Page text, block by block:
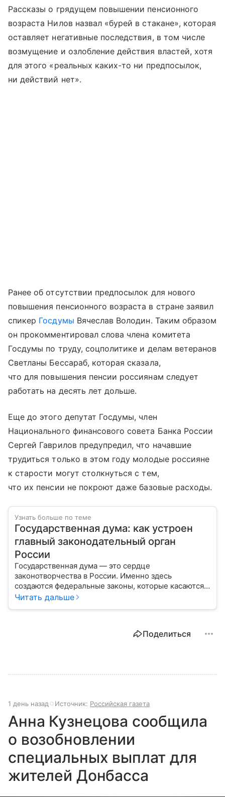
Рассказы о грядущем повышении пенсионного
возраста Нилов назвал «бурей в стакане», которая
оставляет негативные последствия, в том числе
возмущение и озлобление действия властей, хотя
для этого «реальных каких-то ни предпосылок,
ни действий нет».
Ранее об отсутствии предпосылок для нового
повышения пенсионного возраста в стране заявил
спикер Госдумы Вячеслав Володин. Таким образом
он прокомментировал слова члена комитета
Госдумы по труду, соцполитике и делам ветеранов
Светланы Бессараб, которая сказала,
что для повышения пенсии россиянам следует
работать на десять лет дольше.
Еще до этого депутат Госдумы, член
Национального финансового совета Банка России
Сергей Гаврилов предупредил, что начавшие
трудиться только в этом году молодые россияне
к старости могут столкнуться с тем,
что их пенсии не покроют даже базовые расходы.
Узнать больше по теме
Государственная дума: как устроен
главный законодательный орган
России
Государственная дума — это сердце
законотворчества в России. Именно здесь
создаются федеральные законы, которые касаются
жизни каждого гражданина: от образования и
Читать дальше
Поделиться
1 день назад Источник: Российская газета
Анна Кузнецова сообщила
о возобновлении
специальных выплат для
жителей Донбасса